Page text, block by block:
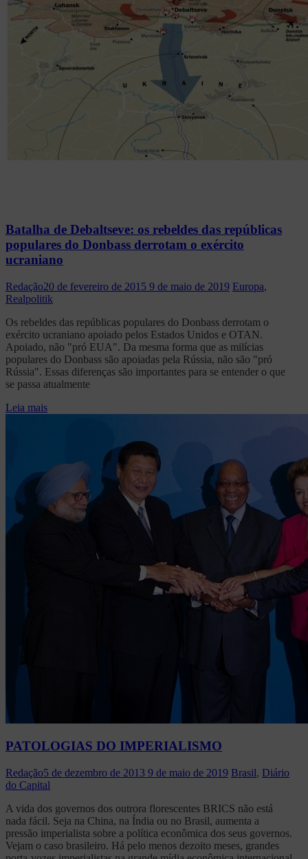
Batalha de Debaltseve: os rebeldes das repúblicas
populares do Donbass derrotam o exército
ucraniano
Redação20 de fevereiro de 2015 9 de maio de 2019 Europa,
Realpolitik
Os rebeldes das repúblicas populares do Donbass derrotam o
exército ucraniano apoiado pelos Estados Unidos e OTAN.
Apoiado, não "pró EUA". Da mesma forma que as milícias
populares do Donbass são apoiadas pela Rússia, não são "pró
Rússia". Essas diferenças são importantes para se entender o que
se passa atualmente
Leia mais
PATOLOGIAS DO IMPERIALISMO
Redação5 de dezembro de 2013 9 de maio de 2019 Brasil, Diário
do Capital
A vida dos governos dos outrora florescentes BRICS não está
nada fácil. Seja na China, na Índia ou no Brasil, aumenta a
pressão imperialista sobre a política econômica dos seus governos.
Vejam o caso brasileiro. Há pelo menos dezoito meses, grandes